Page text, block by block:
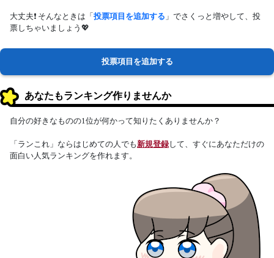
大丈夫❗ そんなときは「投票項目を追加する 」でさくっと増やして、投
票しちゃいましょう💖
投票項目を追加する
あなたもランキング作りませんか
自分の好きなものの1位が何かって知りたくありませんか？
「ランこれ」ならはじめての人でも新規登録して、すぐにあなただけの
面白い人気ランキングを作れます。